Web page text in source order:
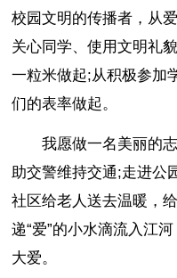
校园文明的传播者，从
关心同学、使用文明礼
一粒米做起;从积极参加
们的表率做起。
我愿做一名美丽的
助交警维持交通;走进公
社区给老人送去温暖，
递“爱”的小水滴流入江
大爱。